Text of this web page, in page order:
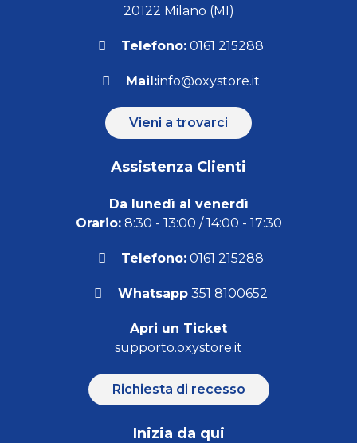
20122 Milano (MI)
Telefono: 0161 215288
Mail:info@oxystore.it
Vieni a trovarci
Assistenza Clienti
Da lunedì al venerdì
Orario:8:30 - 13:00 / 14:00 - 17:30
Telefono: 0161 215288
Whatsapp351 8100652
Apri un Ticket
supporto.oxystore.it
Richiesta di recesso
Inizia da qui